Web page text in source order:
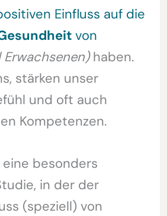
Einfluss auf die
von
Erwachsenen)haben.
stärken unser
und oft auch
Kompetenzen.
besonders
in der der
(speziell) von